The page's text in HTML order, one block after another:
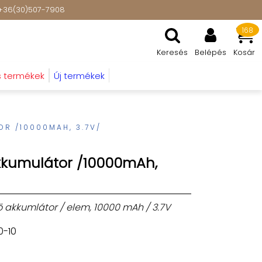
7908
Keresés Belépés Kosár
168
termékek Új termékek
/10000MAH, 3.7V/
/10000mAh,
akkumlátor / elem, 10000 mAh / 3.7V
10